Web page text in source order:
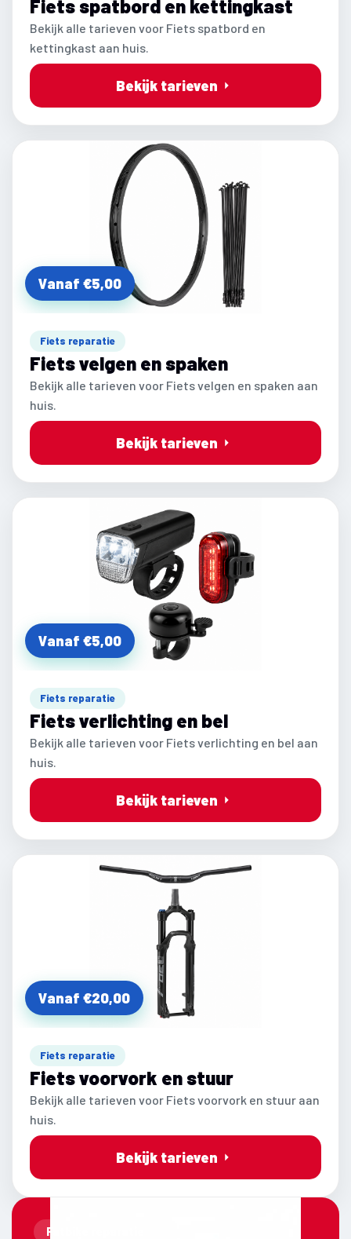
Fiets spatbord en kettingkast
Bekijk alle tarieven voor Fiets spatbord en
kettingkast aan huis.
Bekijk tarieven
Vanaf €5,00
Fiets reparatie
Fiets velgen en spaken
Bekijk alle tarieven voor Fiets velgen en spaken aan
huis.
Bekijk tarieven
Vanaf €5,00
Fiets reparatie
Fiets verlichting en bel
Bekijk alle tarieven voor Fiets verlichting en bel aan
huis.
Bekijk tarieven
Vanaf €20,00
Fiets reparatie
Fiets voorvork en stuur
Bekijk alle tarieven voor Fiets voorvork en stuur aan
huis.
Bekijk tarieven
Fatbike reparatie